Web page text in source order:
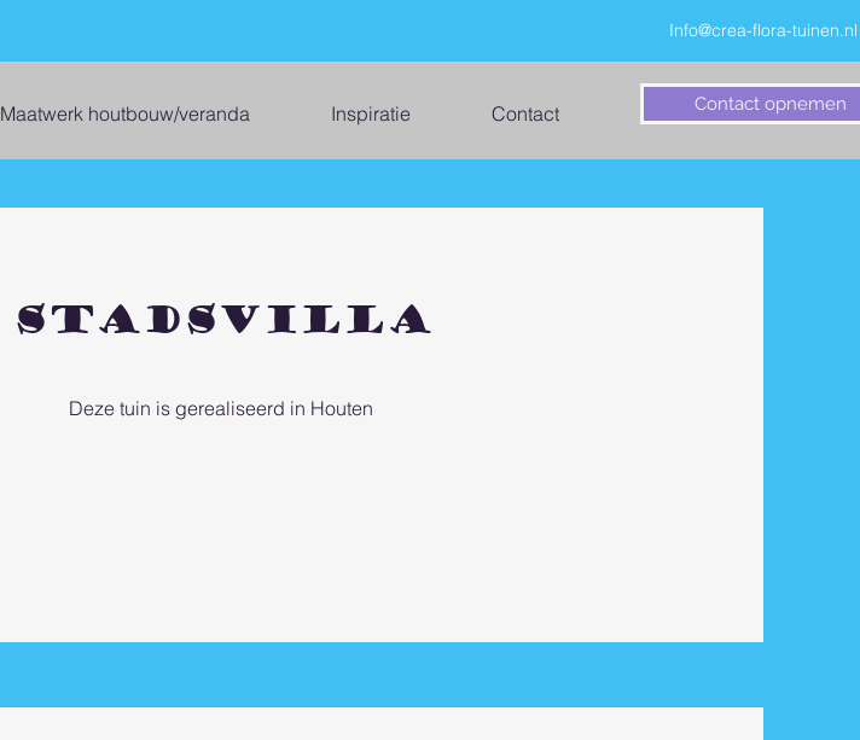
Info@crea-flora-tuinen.nl
Maatwerk houtbouw/veranda Inspiratie Contact Contact opnemen
Stadsvilla
Deze tuin is gerealiseerd in Houten